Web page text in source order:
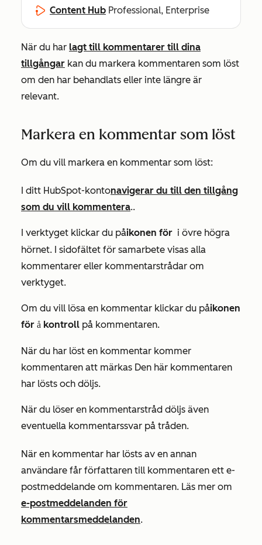
Content Hub Professional, Enterprise
När du har lagt till kommentarer till dina
tillgångar kan du markera kommentaren som löst
om den har behandlats eller inte längre är
relevant.
Markera en kommentar som löst
Om du vill markera en kommentar som löst:
I ditt HubSpot-kontonavigerar du till den tillgång
som du vill kommentera..
I verktyget klickar du påikonen för i övre högra
hörnet. I sidofältet för samarbete visas alla
kommentarer eller kommentarstrådar om
verktyget.
Om du vill lösa en kommentar klickar du påikonen
för framgångsrik kontroll på kommentaren.
När du har löst en kommentar kommer
kommentaren att märkas Den här kommentaren
har lösts och döljs.
När du löser en kommentarstråd döljs även
eventuella kommentarssvar på tråden.
När en kommentar har lösts av en annan
användare får författaren till kommentaren ett e-
postmeddelande om kommentaren. Läs mer om
e-postmeddelanden för
kommentarsmeddelanden.